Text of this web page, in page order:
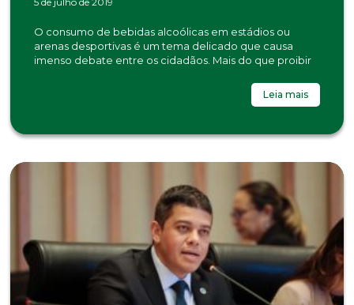
O consumo de bebidas alcoólicas em estádios ou
arenas desportivas é um tema delicado que causa
imenso debate entre os cidadãos. Mais do que proibir
Leia mais